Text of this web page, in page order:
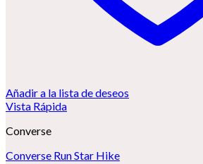
Añadir a la lista de deseos
Vista Rápida
Converse
Converse Run Star Hike